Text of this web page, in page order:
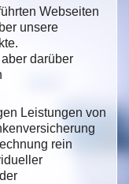
Webseiten
unsere
darüber
Leistungen von
rein